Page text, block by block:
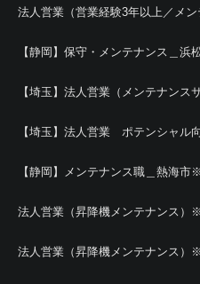
法人営業（営業経験3年以上／メン
【静岡】保守・メンテナンス＿浜
【埼玉】法人営業（メンテナン
【埼玉】法人営業 ポテンシャル
【静岡】メンテナンス職＿熱海
法人営業（昇降機メンテナンス）
法人営業（昇降機メンテナンス）